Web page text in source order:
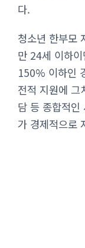
다.
청소년 한부모
만 24세 이하
150% 이하인
전적 지원에 그
담 등 종합적인
가 경제적으로